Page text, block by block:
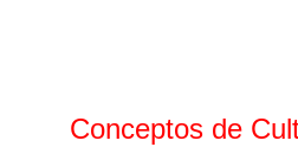
Conceptos de